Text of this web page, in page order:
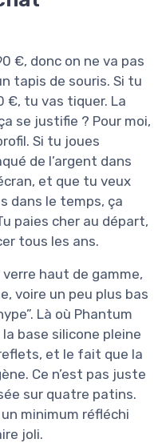
€, donc on ne va pas
tapis de souris. Si tu
€, tu vas tiquer. La
se justifie ? Pour moi,
Si tu joues
de l’argent dans
et que tu veux
dans le temps, ça
paies cher au départ,
tous les ans.
haut de gamme,
voire un peu plus bas
Là où Phantum
base silicone pleine
et le fait que la
Ce n’est pas juste
sur quatre patins.
minimum réfléchi
joli.